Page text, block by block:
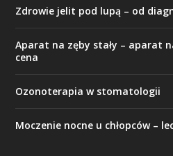
Zdrowie jelit pod lupą – od
Aparat na zęby stały – aparat
cena
Ozonoterapia w stomatologii
Moczenie nocne u chłopców –